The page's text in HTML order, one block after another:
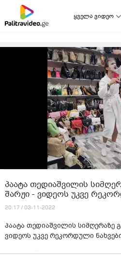
ყველა ვიდეო
პაატა თედიაშვილის
შარჟი - ვიდეოს უკვე
20:17 / 03-11-2022
პაატა თედიაშვილის სიმღერაზე
ვიდეოს უკვე რეკორდული
წყარო:https://www.facebook.com/